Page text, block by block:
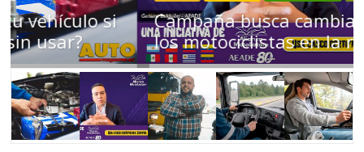
Campaña busca cambiar destino de
los motociclistas en la región